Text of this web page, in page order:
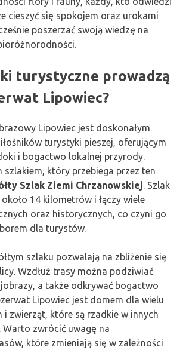
cieszyć się spokojem oraz urokami
poszerzać swoją wiedzę na
turystyczne prowadzą
Lipowiec?
Lipowiec jest doskonałym
turystyki pieszej, oferującym
i bogactwo lokalnej przyrody.
szlakiem, który przebiega przez ten
Szlak Ziemi Chrzanowskiej. Szlak
14 kilometrów i łączy wiele
oraz historycznych, co czyni go
dla turystów.
szlaku pozwalają na zbliżenie się
Wzdłuż trasy można podziwiać
a także odkrywać bogactwo
Lipowiec jest domem dla wielu
i zwierząt, które są rzadkie w innych
Warto zwrócić uwagę na
które zmieniają się w zależności